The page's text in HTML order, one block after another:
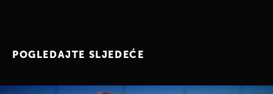
POGLEDAJTE SLJEDEĆE